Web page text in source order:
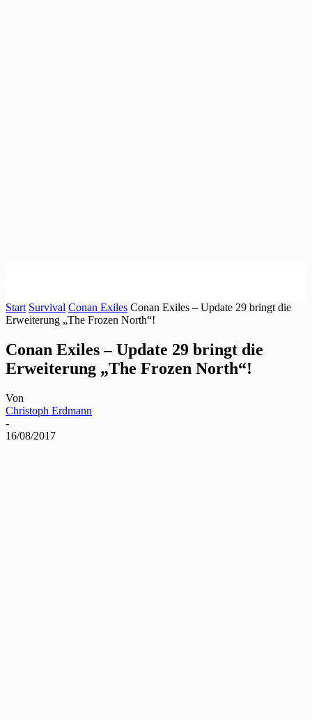
Start Survival Conan Exiles Conan Exiles – Update 29 bringt die
Erweiterung „The Frozen North“!
Conan Exiles – Update 29 bringt die
Erweiterung „The Frozen North“!
Von
Christoph Erdmann
-
16/08/2017